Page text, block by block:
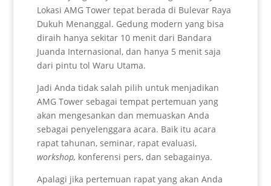
Lokasi AMG Tower tepat berada di Bulevar Raya
Dukuh Menanggal. Gedung modern yang bisa
diraih hanya sekitar 10 menit dari Bandara
Juanda Internasional, dan hanya 5 menit saja
dari pintu tol Waru Utama.
Jadi Anda tidak salah pilih untuk menjadikan
AMG Tower sebagai tempat pertemuan yang
akan mengesankan dan memuaskan Anda
sebagai penyelenggara acara. Baik itu acara
rapat tahunan, seminar, rapat evaluasi,
workshop, konferensi pers, dan sebagainya.
Apalagi jika pertemuan rapat yang akan Anda